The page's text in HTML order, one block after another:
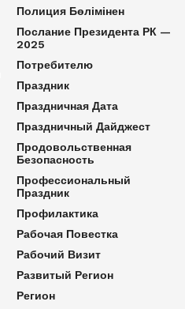
Полиция Бөлімінен
Послание Президента РК —
2025
Потребителю
Праздник
Праздничная Дата
Праздничный Дайджест
Продовольственная
Безопасность
Профессиональный
Праздник
Профилактика
Рабочая Повестка
Рабочий Визит
Развитый Регион
Регион